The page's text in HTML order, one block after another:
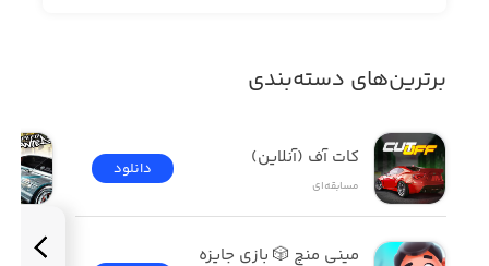
برترین‌های دسته‌بندی
کات آف (آنلاین)
مسابقه‌ای
دانلود